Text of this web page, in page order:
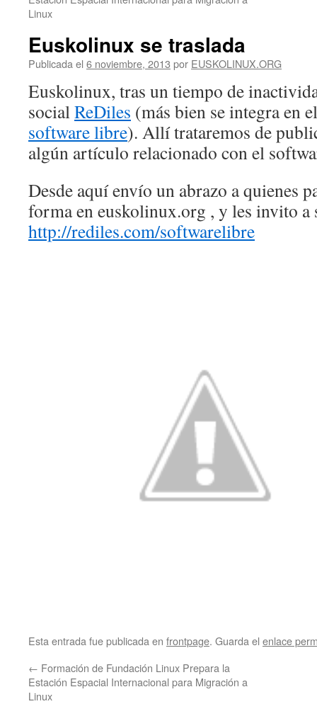
Linux
Euskolinux se traslada
Publicada el 6 noviembre, 2013 por EUSKOLINUX.ORG
Euskolinux, tras un tiempo de
socialReDiles (más bien se integra en
software libre). Allí trataremos de
algún artículo relacionado con el
Desde aquí envío un abrazo a quienes
forma en euskolinux.org , y les invito a
http://rediles.com/softwarelibre
Esta entrada fue publicada en frontpage. Guarda el enlace
← Formación de Fundación Linux Prepara la
Estación Espacial Internacional para Migración a
Linux